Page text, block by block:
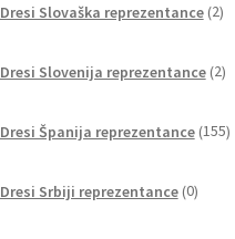
Dresi Slovaška reprezentance 2
Dresi Slovenija reprezentance 2
Dresi Španija reprezentance 155
Dresi Srbiji reprezentance 0